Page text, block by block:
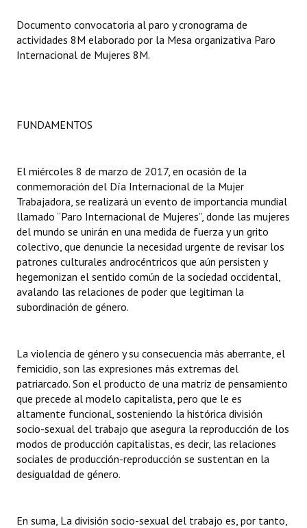
Documento convocatoria al paro y cronograma de
actividades 8M elaborado por la Mesa organizativa Paro
Internacional de Mujeres 8M.
FUNDAMENTOS
El miércoles 8 de marzo de 2017, en ocasión de la
conmemoración del Día Internacional de la Mujer
Trabajadora, se realizará un evento de importancia mundial
llamado “Paro Internacional de Mujeres”, donde las mujeres
del mundo se unirán en una medida de fuerza y un grito
colectivo, que denuncie la necesidad urgente de revisar los
patrones culturales androcéntricos que aún persisten y
hegemonizan el sentido común de la sociedad occidental,
avalando las relaciones de poder que legitiman la
subordinación de género.
La violencia de género y su consecuencia más aberrante, el
femicidio, son las expresiones más extremas del
patriarcado. Son el producto de una matriz de pensamiento
que precede al modelo capitalista, pero que le es
altamente funcional, sosteniendo la histórica división
socio-sexual del trabajo que asegura la reproducción de los
modos de producción capitalistas, es decir, las relaciones
sociales de producción-reproducción se sustentan en la
desigualdad de género.
En suma, La división socio-sexual del trabajo es, por tanto,